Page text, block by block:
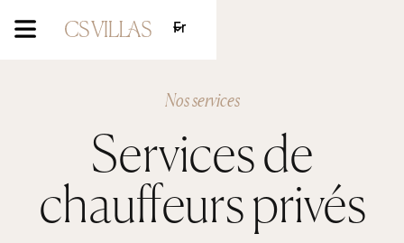
Fr
Nos services
Services de
chauffeurs privés